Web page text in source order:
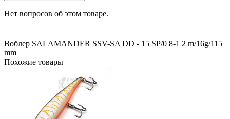
Нет вопросов об этом товаре.
Воблер SALAMANDER SSV-SA DD - 15 SP/0 8-1 2 m/16g/115
mm
Похожие товары